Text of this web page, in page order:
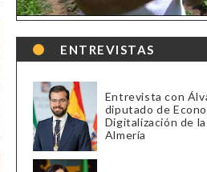
ENTREVISTAS
Entrevista con
diputado de
Digitalización de
Almería